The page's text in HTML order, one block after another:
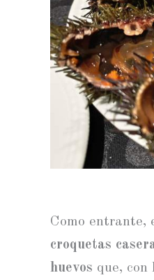
Como entrante,
croquetas
huevos que,